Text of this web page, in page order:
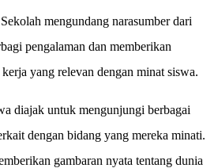
mengundang narasumber dari
pengalaman dan memberikan
yang relevan dengan minat siswa.
diajak untuk mengunjungi berbagai
dengan bidang yang mereka minati.
gambaran nyata tentang dunia